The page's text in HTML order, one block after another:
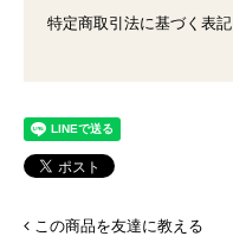
特定商取引法に基づく表記
この商品を友達に教える